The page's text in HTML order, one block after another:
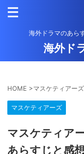
海外ドラマのあら
海外ド
HOME >マスケティアーズ
マスケティアーズ
マスケティア
あらすじと感